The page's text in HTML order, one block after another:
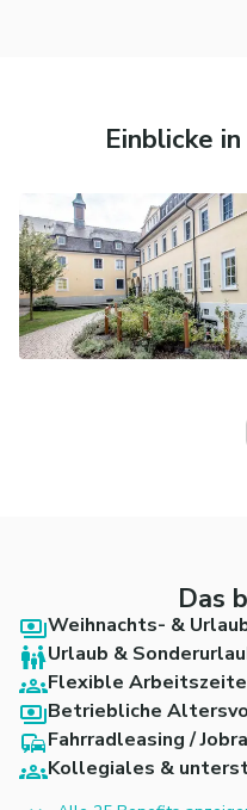
Einblicke
Das
Weihnachts- &
Urlaub &
Flexible
Betriebliche
Fahrradleasing /
Kollegiales &